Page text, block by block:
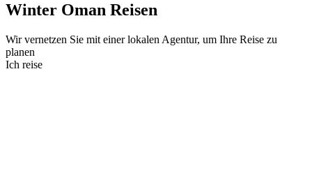
Winter Oman Reisen
Wir vernetzen Sie mit einer lokalen Agentur, um Ihre Reise zu
planen
Ich reise